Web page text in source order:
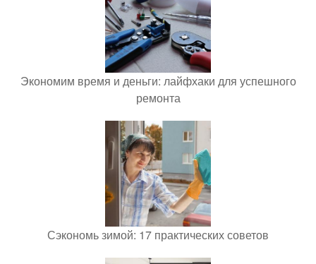
Экономим время и деньги: лайфхаки для успешного
ремонта
Сэкономь зимой: 17 практических советов